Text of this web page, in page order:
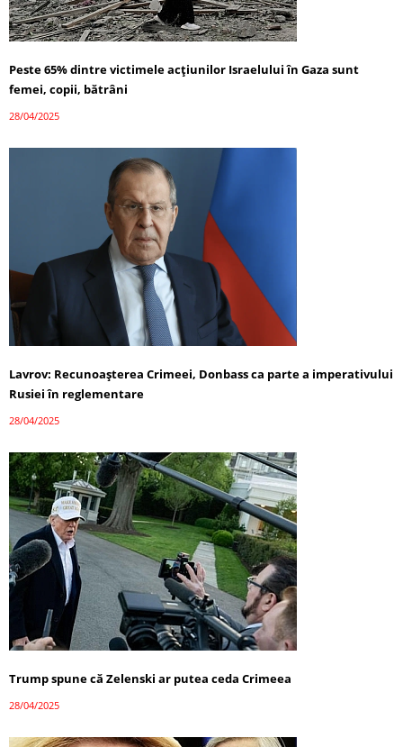
Peste 65% dintre victimele acțiunilor Israelului în Gaza sunt
femei, copii, bătrâni
28/04/2025
Lavrov: Recunoașterea Crimeei, Donbass ca parte a imperativului
Rusiei în reglementare
28/04/2025
Trump spune că Zelenski ar putea ceda Crimeea
28/04/2025